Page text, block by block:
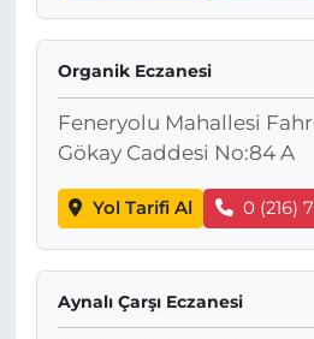
Organik Eczanesi
Feneryolu Mahallesi
Gökay Caddesi No:84 A
Yol Tarifi Al 0 (216)
Aynalı Çarşı Eczanesi